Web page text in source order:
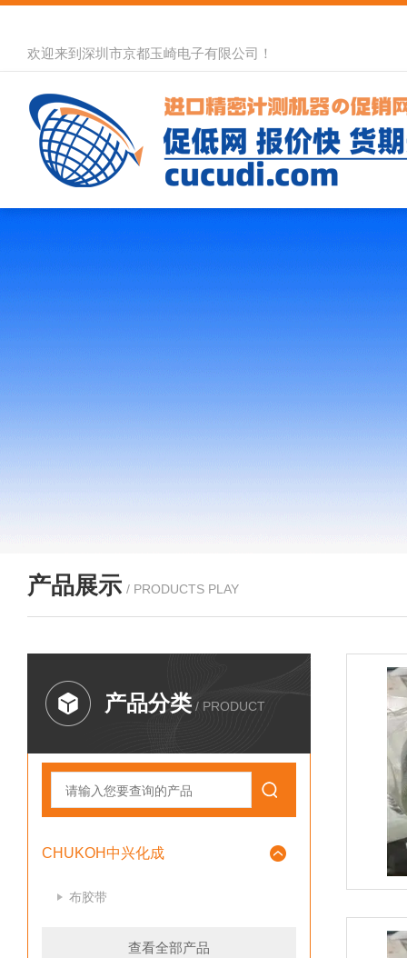
欢迎来到深圳市京都玉崎电子有限公司！
产品展示 / PRODUCTS PLAY
产品分类 / PRODUCT
CHUKOH中兴化成
布胶带
查看全部产品